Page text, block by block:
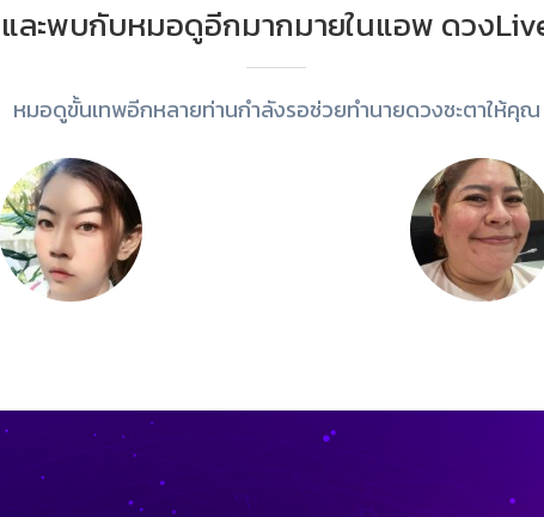
และพบกับหมอดูอีกมากมายในแอพ ดวง
หมอดูขั้นเทพอีกหลายท่านกำลังรอช่วยทำนายดวงชะตาให้คุณ